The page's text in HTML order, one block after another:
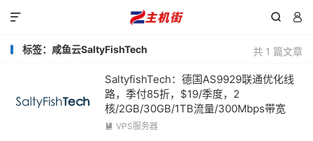
 

共 1 篇文章
标签：咸鱼云SaltyFishTech
SaltyfishTech：德国AS9929联通优化线
路，季付85折，$19/季度，2
核/2GB/30GB/1TB流量/300Mbps带宽
 VPS服务器